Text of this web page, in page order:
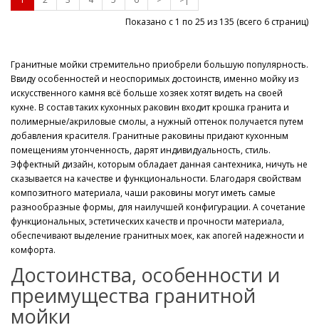
Показано с 1 по 25 из 135 (всего 6 страниц)
Гранитные мойки стремительно приобрели большую популярность.
Ввиду особенностей и неоспоримых достоинств, именно мойку из
искусственного камня всё больше хозяек хотят видеть на своей
кухне. В состав таких кухонных раковин входит крошка гранита и
полимерные/акриловые смолы, а нужный оттенок получается путем
добавления красителя. Гранитные раковины придают кухонным
помещениям утонченность, дарят индивидуальность, стиль.
Эффектный дизайн, которым обладает данная сантехника, ничуть не
сказывается на качестве и функциональности. Благодаря свойствам
композитного материала, чаши раковины могут иметь самые
разнообразные формы, для наилучшей конфигурации. А сочетание
функциональных, эстетических качеств и прочности материала,
обеспечивают выделение гранитных моек, как апогей надежности и
комфорта.
Достоинства, особенности и
преимущества гранитной
мойки